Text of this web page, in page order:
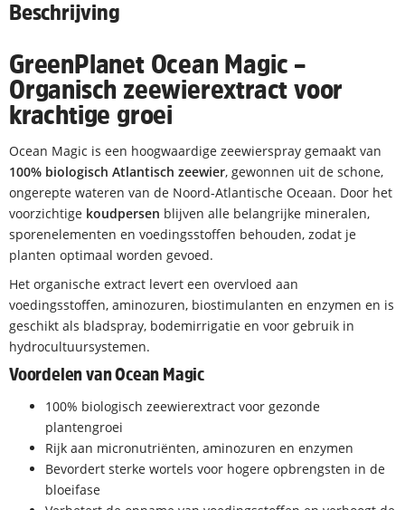
Beschrijving
GreenPlanet Ocean Magic –
Organisch zeewierextract voor
krachtige groei
Ocean Magic is een hoogwaardige zeewierspray gemaakt van
100% biologisch Atlantisch zeewier, gewonnen uit de schone,
ongerepte wateren van de Noord-Atlantische Oceaan. Door het
voorzichtige koudpersen blijven alle belangrijke mineralen,
sporenelementen en voedingsstoffen behouden, zodat je
planten optimaal worden gevoed.
Het organische extract levert een overvloed aan
voedingsstoffen, aminozuren, biostimulanten en enzymen en is
geschikt als bladspray, bodemirrigatie en voor gebruik in
hydrocultuursystemen.
Voordelen van Ocean Magic
100% biologisch zeewierextract voor gezonde
plantengroei
Rijk aan micronutriënten, aminozuren en enzymen
Bevordert sterke wortels voor hogere opbrengsten in de
bloeifase